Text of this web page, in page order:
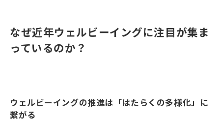
なぜ近年ウェルビーイングに注目が集ま
っているのか？
ウェルビーイングの推進は「はたらくの多様化」に
繋がる